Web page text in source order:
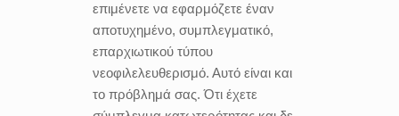
επιμένετε να εφαρμόζετε έναν
αποτυχημένο, συμπλεγματικό,
επαρχιωτικού τύπου
νεοφιλελευθερισμό. Αυτό είναι και
το πρόβλημά σας. Ότι έχετε